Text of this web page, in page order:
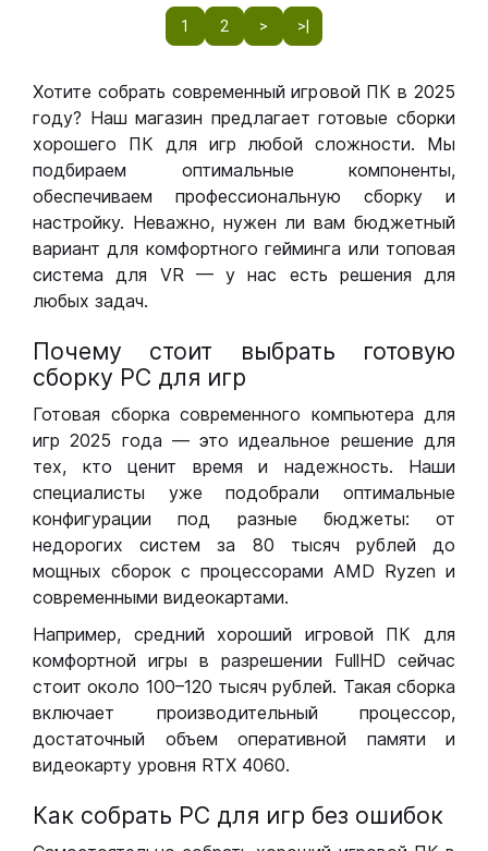
1 2 > >|
Хотите собрать современный игровой ПК в 2025
году? Наш магазин предлагает готовые сборки
хорошего ПК для игр любой сложности. Мы
подбираем оптимальные компоненты,
обеспечиваем профессиональную сборку и
настройку. Неважно, нужен ли вам бюджетный
вариант для комфортного гейминга или топовая
система для VR — у нас есть решения для
любых задач.
Почему стоит выбрать готовую
сборку РС для игр
Готовая сборка современного компьютера для
игр 2025 года — это идеальное решение для
тех, кто ценит время и надежность. Наши
специалисты уже подобрали оптимальные
конфигурации под разные бюджеты: от
недорогих систем за 80 тысяч рублей до
мощных сборок с процессорами AMD Ryzen и
современными видеокартами.
Например, средний хороший игровой ПК для
комфортной игры в разрешении FullHD сейчас
стоит около 100–120 тысяч рублей. Такая сборка
включает производительный процессор,
достаточный объем оперативной памяти и
видеокарту уровня RTX 4060.
Как собрать РС для игр без ошибок